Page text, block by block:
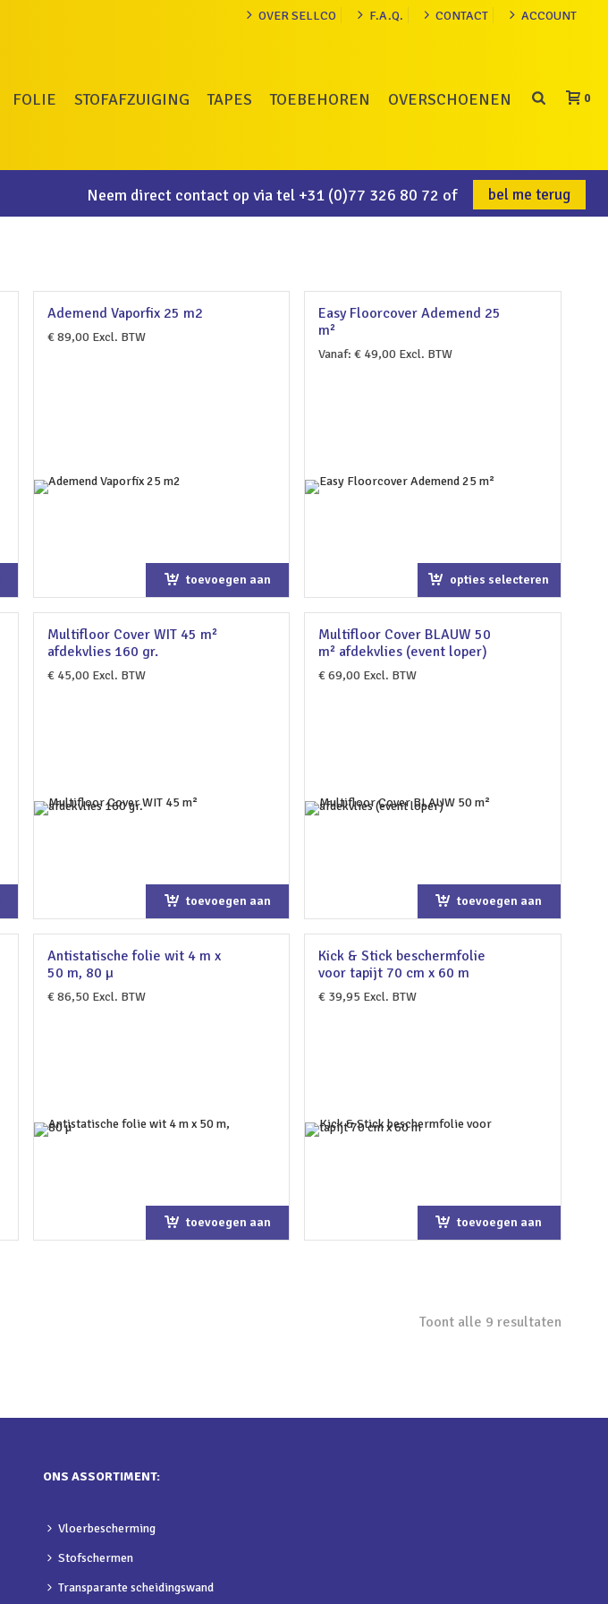
OVER SELLCO F.A.Q. CONTACT ACCOUNT
FOLIE STOFAFZUIGING TAPES TOEBEHOREN OVERSCHOENEN 0
Neem direct contact op via tel +31 (0)77 326 80 72 of bel me terug
Ademend Vaporfix 25 m2
€89,00 Excl. BTW
toevoegen aan
winkelwagen
Easy Floorcover Ademend 25
m²
Vanaf:€ 49,00 Excl. BTW
opties selecteren
Multifloor Cover WIT 45 m²
afdekvlies 160 gr.
€ 45,00 Excl. BTW
toevoegen aan
winkelwagen
Multifloor Cover BLAUW 50
m² afdekvlies (event loper)
€69,00 Excl. BTW
toevoegen aan
winkelwagen
Antistatische folie wit 4 m x
50 m, 80 µ
€86,50 Excl. BTW
toevoegen aan
Kick & Stick beschermfolie
voor tapijt 70 cm x 60 m
€ 39,95 Excl. BTW
toevoegen aan
Toont alle 9 resultaten
ONS ASSORTIMENT:
Vloerbescherming
Stofschermen
Transparante scheidingswand